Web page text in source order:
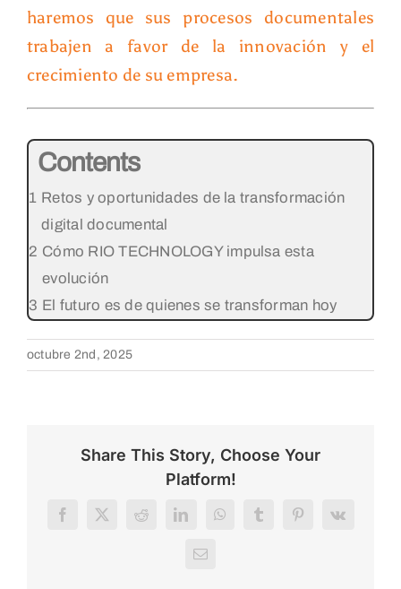
haremos que sus procesos documentales
trabajen a favor de la innovación y el
crecimiento de su empresa.
Contents
Retos y oportunidades de la transformación
digital documental
Cómo RIO TECHNOLOGY impulsa esta
evolución
El futuro es de quienes se transforman hoy
octubre 2nd, 2025
Share This Story, Choose Your
Platform!
Facebook
X RedditLinkedInWhatsAppTumblrPinterest
Vk
Correo